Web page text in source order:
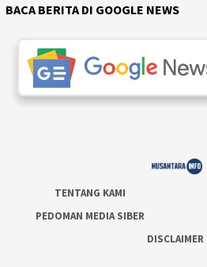
BACA BERITA DI GOOGLE NEWS
TENTANG KAMI
PEDOMAN MEDIA SIBER
DISCLAIMER